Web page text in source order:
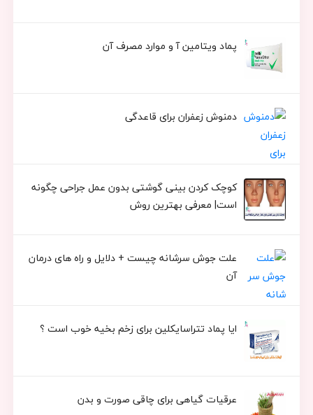
پماد ویتامین آ و موارد مصرف آن
دمنوش زعفران برای قاعدگی
کوچک کردن بینی گوشتی بدون عمل جراحی چگونه
است| معرفی بهترین روش
علت جوش سرشانه چیست + دلایل و راه های درمان
آن
ایا پماد تتراسایکلین برای زخم بخیه خوب است ؟
عرقیات گیاهی برای چاقی صورت و بدن